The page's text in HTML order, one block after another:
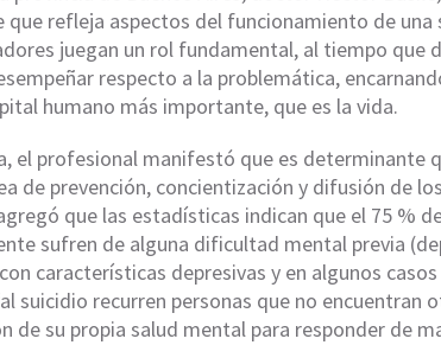
que refleja aspectos del funcionamiento de
juegan un rol fundamental, al tiempo que
respecto a la problemática,
humano más importante, que es la vida.
el profesional manifestó que es determinante
de prevención, concientización y difusión de
que las estadísticas indican que el 75 %
sufren de alguna dificultad mental previa
características depresivas y en algunos
suicidio recurren personas que no encuentran
de su propia salud mental para responder de